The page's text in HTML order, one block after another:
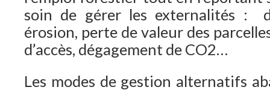
soin de gérer les externalités :
érosion, perte de valeur des
d’accès, dégagement de CO2…
Les modes de gestion alternatifs